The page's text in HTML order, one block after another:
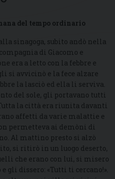
del tempo ordinario
sinagoga, subito andò nella
di Giacomo e
era a letto con la febbre e
si avvicinò e la fece alzare
la lasciò ed ella li serviva.
del sole, gli portavano tutti
la città era riunita davanti
affetti da varie malattie e
permetteva ai demòni di
Al mattino presto si alzò
si ritirò in un luogo deserto,
che erano con lui, si misero
gli dissero: «Tutti ti cercano!».